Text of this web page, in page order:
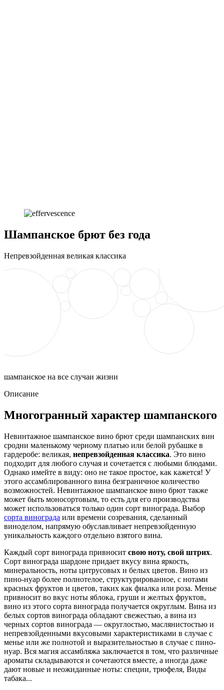
Шампанское брют без года
Непревзойденная великая классика
шампанское на все случаи жизни
Описание
Многогранный характер шампанского
Невинтажное шампанское вино брют среди шампанских вин
сродни маленькому черному платью или белой рубашке в
гардеробе: великая, непревзойденная классика. Это вино
подходит для любого случая и сочетается с любыми блюдами.
Однако имейте в виду: оно не такое простое, как кажется! У
этого ассамблированного вина безграничное количество
возможностей. Невинтажное шампанское вино брют также
может быть моносортовым, то есть для его производства
может использоваться только один сорт винограда. Выбор
сорта винограда или времени созревания, сделанный
виноделом, напрямую обуславливает непревзойденную
уникальность каждого отдельно взятого вина.
Каждый сорт винограда привносит свою ноту, свой штрих.
Сорт винограда шардоне придает вкусу вина яркость,
минеральность, ноты цитрусовых и белых цветов. Вино из
пино-нуар более полнотелое, структурированное, с нотами
красных фруктов и цветов, таких как фиалка или роза. Менье
привносит во вкус ноты яблока, груши и желтых фруктов,
вино из этого сорта винограда получается округлым. Вина из
белых сортов винограда обладают свежестью, а вина из
черных сортов винограда — округлостью, маслянистостью и
непревзойденными вкусовыми характеристиками в случае с
менье или же полнотой и выразительностью в случае с пино-
нуар. Вся магия ассамбляжа заключается в том, что различные
ароматы складываются и сочетаются вместе, а иногда даже
дают новые и неожиданные ноты: специи, трюфеля, Виды
табака...